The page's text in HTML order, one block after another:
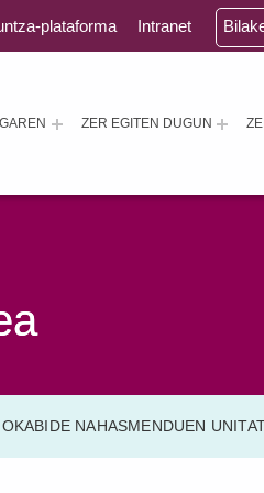
ZER EGITEN DUGUN
plataforma Intranet
NAHASMENDUEN